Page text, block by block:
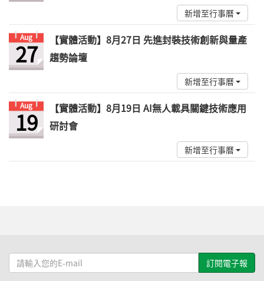
新增至行事曆
Aug
27
【實體活動】8月27日 先進封裝技術創新與量產
趨勢論壇
新增至行事曆
Aug
19
【實體活動】8月19日 AI無人載具關鍵技術應用
研討會
新增至行事曆
請
輸